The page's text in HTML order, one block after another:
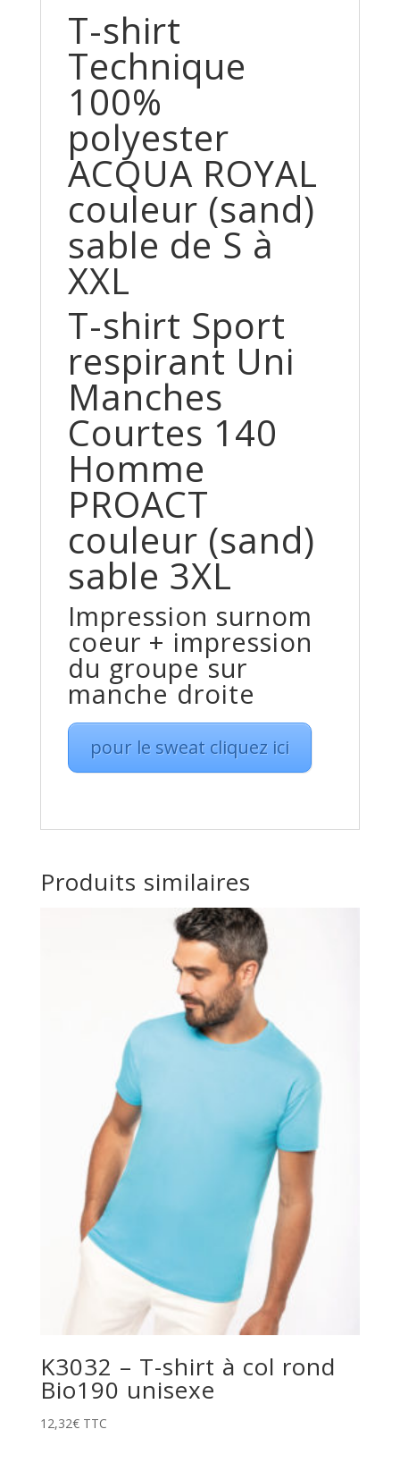
T-shirt
Technique
100%
polyester
ACQUA ROYAL
couleur (sand)
sable de S à
XXL
T-shirt Sport
respirant Uni
Manches
Courtes 140
Homme
PROACT
couleur (sand)
sable 3XL
Impression surnom
coeur + impression
du groupe sur
manche droite
pour le sweat cliquez ici
Produits similaires
K3032 – T-shirt à col rond
Bio190 unisexe
12,32€ TTC